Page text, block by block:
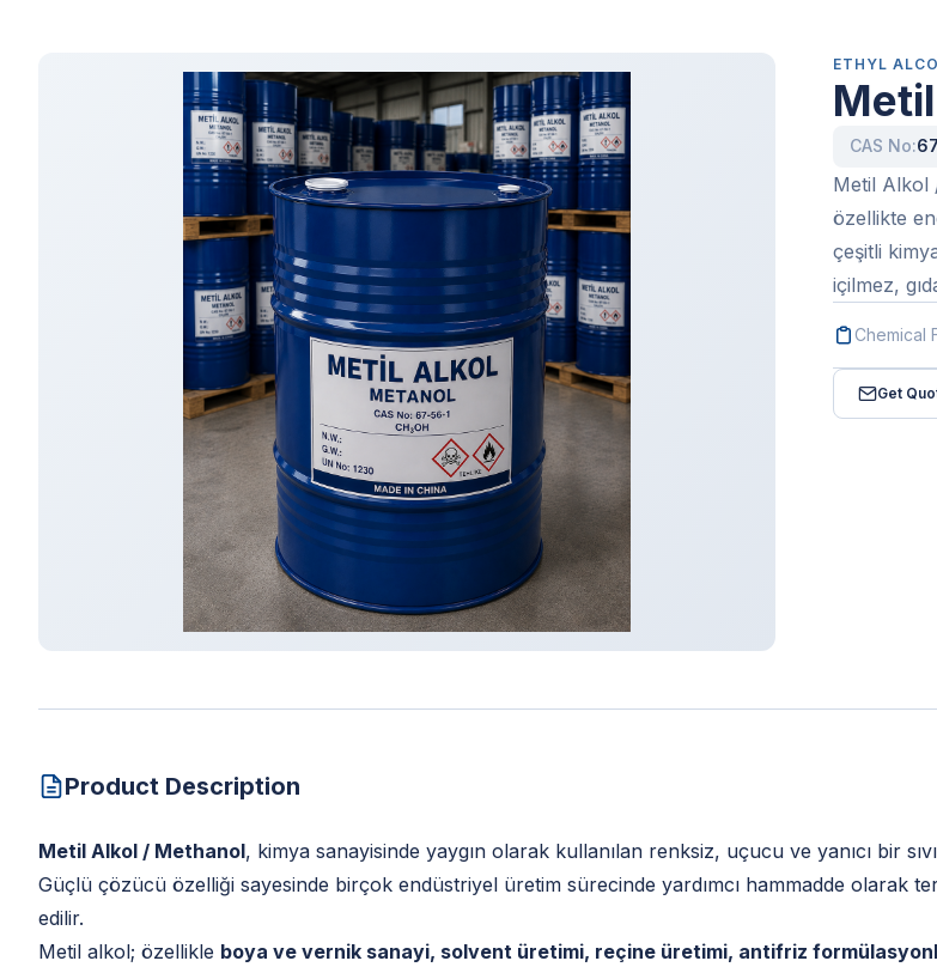
ETHYL
CAS No:
Metil Alkol
özellikte
çeşitli
içilmez,
Chemical
Get
Product Description
Metil Alkol / Methanol, kimya sanayisinde yaygın olarak kullanılan renksiz, uçucu ve yanıcı bir
Güçlü çözücü özelliği sayesinde birçok endüstriyel üretim sürecinde yardımcı hammadde olarak
edilir.
Metil alkol; özellikle boya ve vernik sanayi, solvent üretimi, reçine üretimi, antifriz